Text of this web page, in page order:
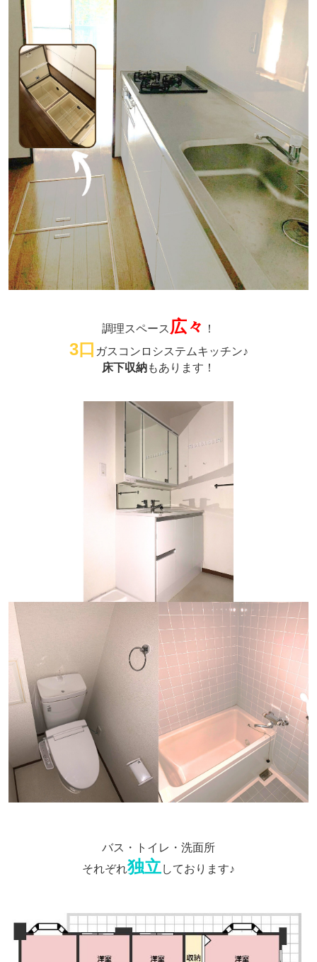
調理スペース 広々 ！
3口 ガスコンロシステムキッチン♪
床下収納もあります！
バス・トイレ・洗面所
それぞれ独立しております♪